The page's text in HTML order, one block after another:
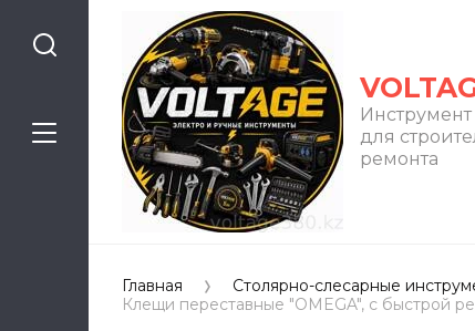
для
ремонта
Главная Столярно-слесарные
Клещи переставные "OMEGA", c быстрой